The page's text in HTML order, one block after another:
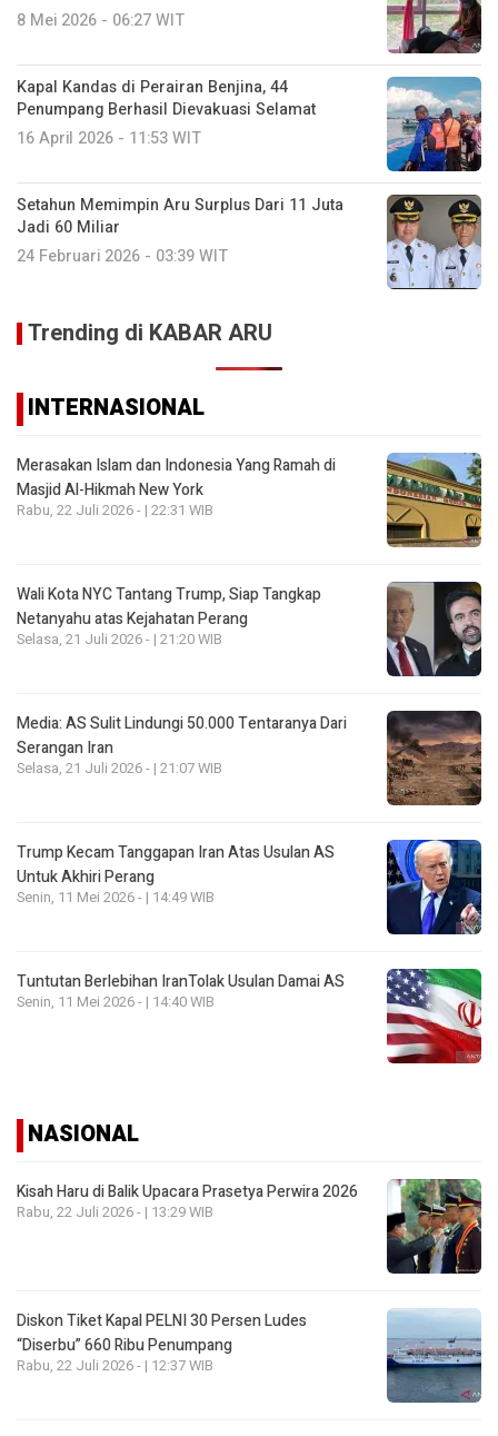
8 Mei 2026 - 06:27 WIT
Kapal Kandas di Perairan Benjina, 44
Penumpang Berhasil Dievakuasi Selamat
16 April 2026 - 11:53 WIT
Setahun Memimpin Aru Surplus Dari 11 Juta
Jadi 60 Miliar
24 Februari 2026 - 03:39 WIT
Trending di KABAR ARU
INTERNASIONAL
Merasakan Islam dan Indonesia Yang Ramah di
Masjid Al-Hikmah New York
Rabu, 22 Juli 2026 - | 22:31 WIB
Wali Kota NYC Tantang Trump, Siap Tangkap
Netanyahu atas Kejahatan Perang
Selasa, 21 Juli 2026 - | 21:20 WIB
Media: AS Sulit Lindungi 50.000 Tentaranya Dari
Serangan Iran
Selasa, 21 Juli 2026 - | 21:07 WIB
Trump Kecam Tanggapan Iran Atas Usulan AS
Untuk Akhiri Perang
Senin, 11 Mei 2026 - | 14:49 WIB
Tuntutan Berlebihan IranTolak Usulan Damai AS
Senin, 11 Mei 2026 - | 14:40 WIB
NASIONAL
Kisah Haru di Balik Upacara Prasetya Perwira 2026
Rabu, 22 Juli 2026 - | 13:29 WIB
Diskon Tiket Kapal PELNI 30 Persen Ludes
“Diserbu” 660 Ribu Penumpang
Rabu, 22 Juli 2026 - | 12:37 WIB